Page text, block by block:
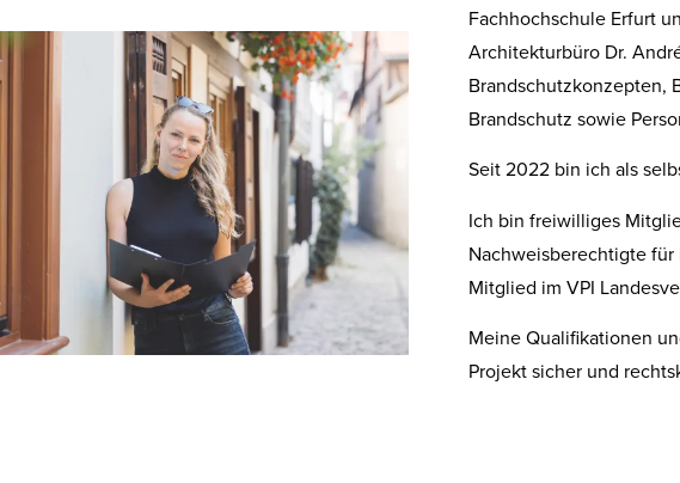
Fachhochschule Erfurt
Architekturbüro Dr.
Brandschutzkonzepten,
Brandschutz sowie
Seit 2022 bin ich als
Ich bin freiwilliges
Nachweisberechtigte
Mitglied im VPI
Meine Qualifikationen
Projekt sicher und